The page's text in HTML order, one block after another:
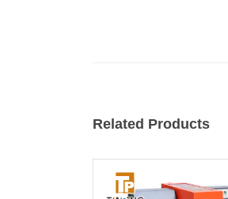
Related Products